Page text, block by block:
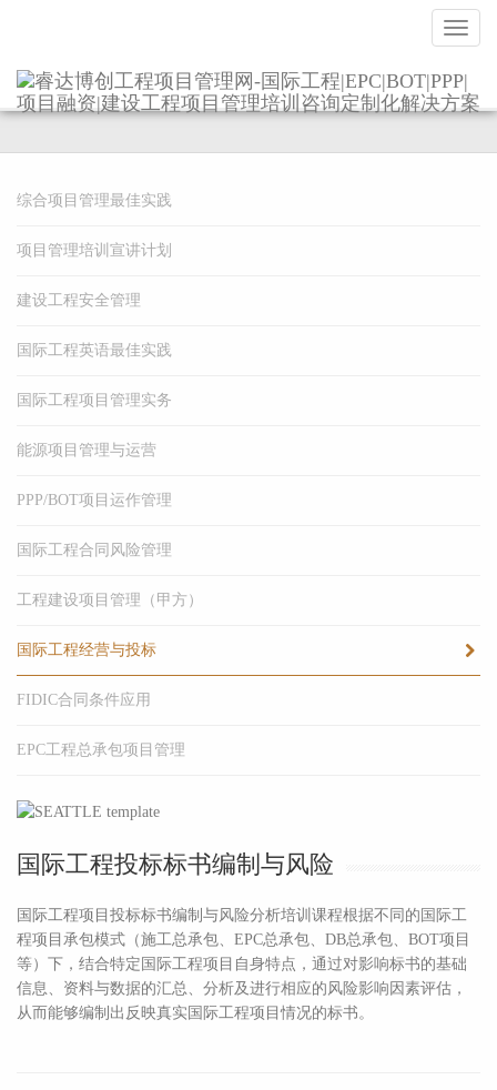
导
国际工程经营与投标
综合项目管理最佳实践
项目管理培训宣讲计划
建设工程安全管理
国际工程英语最佳实践
国际工程项目管理实务
能源项目管理与运营
PPP/BOT项目运作管理
国际工程合同风险管理
工程建设项目管理（甲方）
国际工程经营与投标
FIDIC合同条件应用
EPC工程总承包项目管理
国际工程投标标书编制与风险
国际工程项目投标标书编制与风险分析培训课程根据不同的国际工
程项目承包模式（施工总承包、EPC总承包、DB总承包、BOT项目
等）下，结合特定国际工程项目自身特点，通过对影响标书的基础
信息、资料与数据的汇总、分析及进行相应的风险影响因素评估，
从而能够编制出反映真实国际工程项目情况的标书。